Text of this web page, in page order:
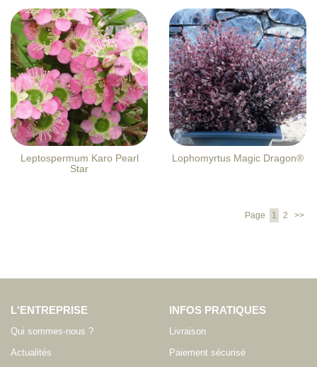
Leptospermum Karo Pearl
Star
Lophomyrtus Magic Dragon®
Page 1 2 >>
L'ENTREPRISE
Qui sommes-nous ?
Actualités
INFOS PRATIQUES
Livraison
Paiement sécurisé